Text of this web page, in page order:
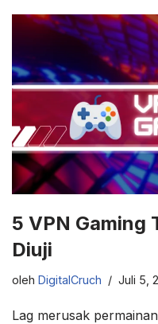
5 VPN Gaming
Diuji
oleh DigitalCruch Juli 5,
Lag merusak